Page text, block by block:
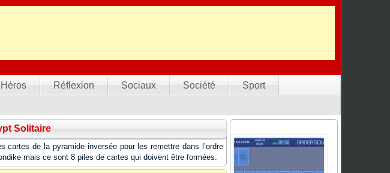
Héros Réflexion Sociaux Société
Sport
Solitaire
de la pyramide inversée pour les remettre dans l’ordre
mais ce sont 8 piles de cartes qui doivent être formées.